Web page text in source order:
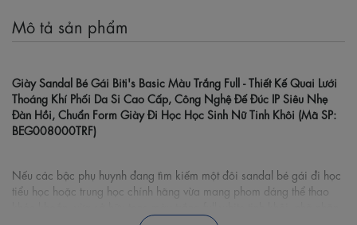
Mô tả sản phẩm
Giày Sandal Bé Gái Biti's Basic Màu Trắng Full - Thiết Kế Quai Lưới
Thoáng Khí Phối Da Si Cao Cấp, Công Nghệ Đế Đúc IP Siêu Nhẹ
Đàn Hồi, Chuẩn Form Giày Đi Học Học Sinh Nữ Tinh Khôi (Mã SP:
BEG008000TRF)
Nếu các bậc phụ huynh đang tìm kiếm một đôi sandal bé gái đi học
tiểu học hoặc trung học chính hãng vừa mang phom dáng thể thao
để con tự tin diện đi học trường lớp hằng ngày, đi chơi công viên hay